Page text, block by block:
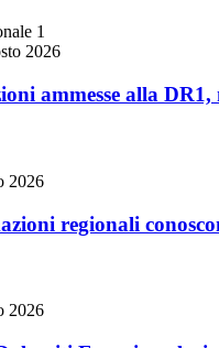
1
2026
ammesse alla DR1,
2026
regionali
2026